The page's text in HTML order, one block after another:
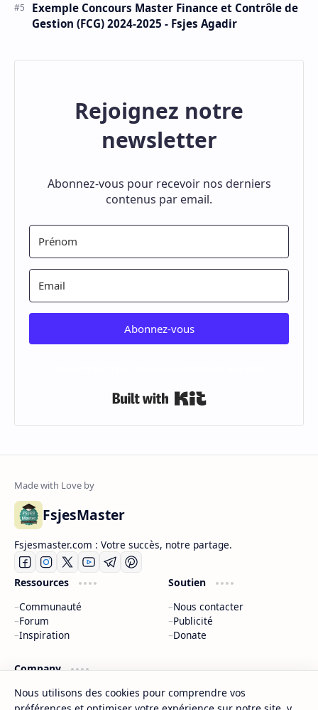
Exemple Concours Master Finance et Contrôle de
Gestion (FCG) 2024-2025 - Fsjes Agadir
Rejoignez notre
newsletter
Abonnez-vous pour recevoir nos derniers
contenus par email.
Abonnez-vous
FsjesMaster
Fsjesmaster.com : Votre succès, notre partage.
Ressources
Communauté
Forum
Inspiration
Soutien
Nous contacter
Publicité
Donate
Company
À propos
Politique de confidentialité
Nous utilisons des cookies pour comprendre vos